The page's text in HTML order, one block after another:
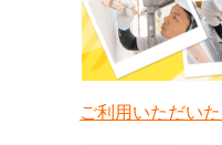
ご利用いただい